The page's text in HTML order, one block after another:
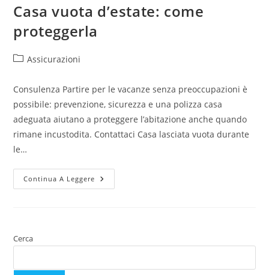
Casa vuota d’estate: come
proteggerla
Assicurazioni
Consulenza Partire per le vacanze senza preoccupazioni è
possibile: prevenzione, sicurezza e una polizza casa
adeguata aiutano a proteggere l’abitazione anche quando
rimane incustodita. Contattaci Casa lasciata vuota durante
le…
Continua A Leggere
Cerca